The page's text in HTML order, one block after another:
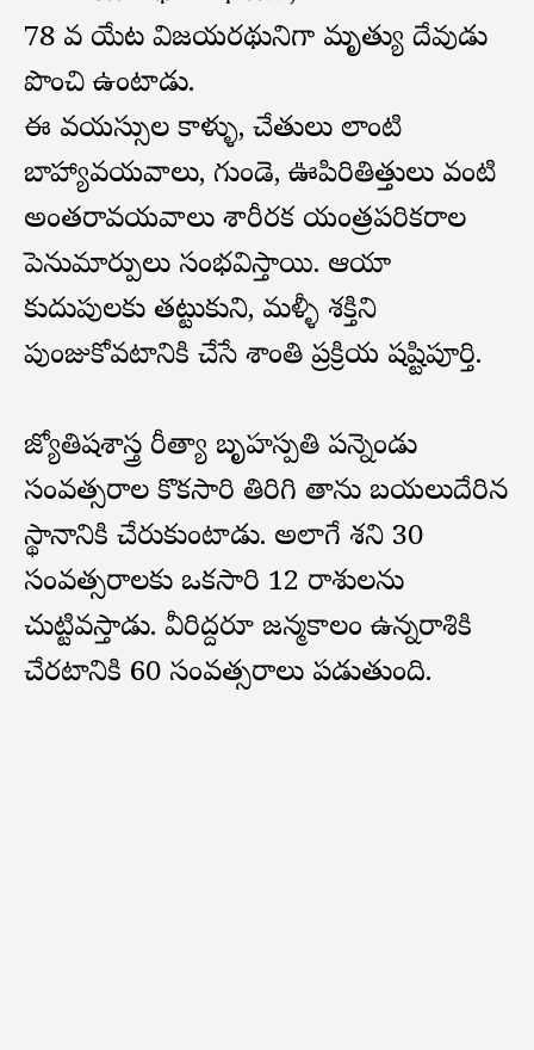
78 వ యేట విజయరథునిగా మృత్యు దేవుడు
పొంచి ఉంటాడు.
ఈ వయస్సులలో కాళ్ళు, చేతులు లాంటి
బాహ్యావయవాలు, గుండె, ఊపిరితిత్తులు వంటి
అంతరావయవాలు శారీరక యంత్రపరికరాలలో
పెనుమార్పులు సంభవిస్తాయి. ఆయా
కుదుపులకు తట్టుకుని, మళ్ళీ శక్తిని
పుంజుకోవటానికి చేసే శాంతి ప్రక్రియ షష్టిపూర్తి.
జ్యోతిషశాస్త్ర రీత్యా బృహస్పతి పన్నెండు
సంవత్సరాల కొకసారి తిరిగి తాను బయలుదేరిన
స్థానానికి చేరుకుంటాడు. అలాగే శని 30
సంవత్సరాలకు ఒకసారి 12 రాశులను
చుట్టివస్తాడు. వీరిద్దరూ జన్మకాలంలో ఉన్నరాశికి
చేరటానికి 60 సంవత్సరాలు పడుతుంది.